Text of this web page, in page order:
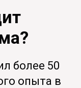
более 50
опыта в